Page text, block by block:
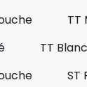
TT
TT Blanc
ST